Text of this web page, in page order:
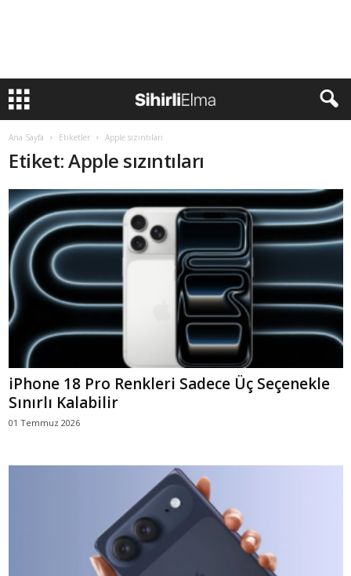
Ana Sayfa Etiketler Apple sızıntıları
Etiket: Apple sızıntıları
iPhone 18 Pro Renkleri Sadece Üç Seçenekle
Sınırlı Kalabilir
01 Temmuz 2026